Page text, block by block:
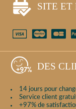
SITE ET
DES
14 jours pour
Service client
+97% de